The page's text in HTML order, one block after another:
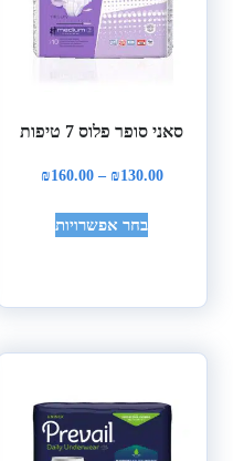
סאני סופר פלוס 7 טיפות
₪130.00
–
₪160.00
בחר אפשרויות